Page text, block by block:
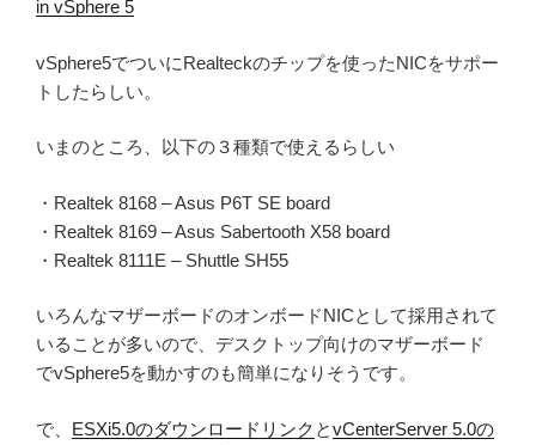
in vSphere 5
vSphere5でついにRealteckのチップを使ったNICをサポー
トしたらしい。
いまのところ、以下の３種類で使えるらしい
・Realtek 8168 – Asus P6T SE board
・Realtek 8169 – Asus Sabertooth X58 board
・Realtek 8111E – Shuttle SH55
いろんなマザーボードのオンボードNICとして採用されて
いることが多いので、デスクトップ向けのマザーボード
でvSphere5を動かすのも簡単になりそうです。
で、 ESXi5.0のダウンロードリンク とvCenterServer 5.0の